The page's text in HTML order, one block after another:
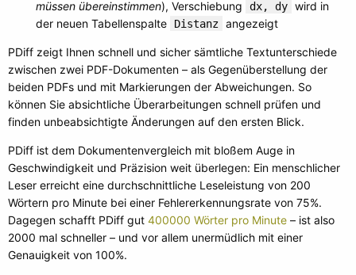
müssen übereinstimmen), Verschiebung dx, dy wird in
der neuen Tabellenspalte
Distanz angezeigt
PDiff zeigt Ihnen schnell und sicher sämtliche Textunterschiede
zwischen zwei PDF-Dokumenten – als Gegenüberstellung der
beiden PDFs und mit Markierungen der Abweichungen. So
können Sie absichtliche Überarbeitungen schnell prüfen und
finden unbeabsichtigte Änderungen auf den ersten Blick.
PDiff ist dem Dokumentenvergleich mit bloßem Auge in
Geschwindigkeit und Präzision weit überlegen: Ein menschlicher
Leser erreicht eine durchschnittliche Leseleistung von 200
Wörtern pro Minute bei einer Fehlererkennungsrate von 75%.
Dagegen schafft PDiff gut 400000 Wörter pro Minute – ist also
2000 mal schneller – und vor allem unermüdlich mit einer
Genauigkeit von 100%.